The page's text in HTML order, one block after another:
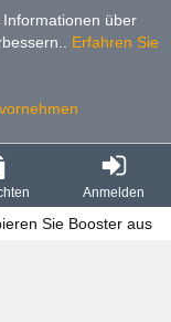
über
Erfahren Sie
Anmelden
Sie Booster aus